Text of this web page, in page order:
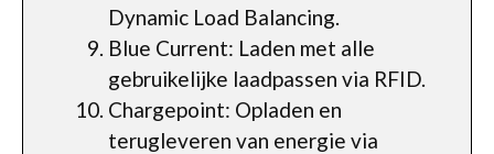
Dynamic Load Balancing.
Blue Current: Laden met alle
gebruikelijke laadpassen via RFID.
Chargepoint: Opladen en
terugleveren van energie via